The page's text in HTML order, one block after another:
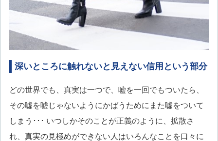
深いところに触れないと見えない信用という部分
どの世界でも、真実は一つで、嘘を一回でもついたら、
その嘘を嘘じゃないようにかばうためにまた嘘をついて
しまう･･･ いつしかそのことが正義のように、拡散さ
れ、真実の見極めができない人はいろんなことを口々に